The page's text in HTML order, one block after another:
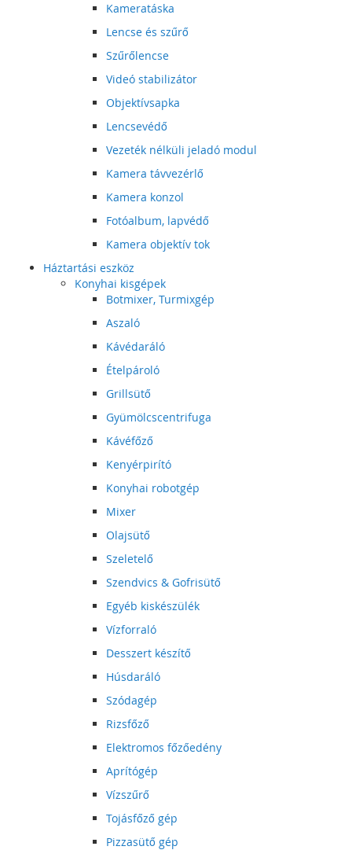
Kameratáska
Lencse és szűrő
Szűrőlencse
Videó stabilizátor
Objektívsapka
Lencsevédő
Vezeték nélküli jeladó modul
Kamera távvezérlő
Kamera konzol
Fotóalbum, lapvédő
Kamera objektív tok
Háztartási eszköz
Konyhai kisgépek
Botmixer, Turmixgép
Aszaló
Kávédaráló
Ételpároló
Grillsütő
Gyümölcscentrifuga
Kávéfőző
Kenyérpirító
Konyhai robotgép
Mixer
Olajsütő
Szeletelő
Szendvics & Gofrisütő
Egyéb kiskészülék
Vízforraló
Desszert készítő
Húsdaráló
Szódagép
Rizsfőző
Elektromos főzőedény
Aprítógép
Vízszűrő
Tojásfőző gép
Pizzasütő gép